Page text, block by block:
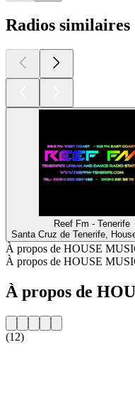
Radios similaires
Reef Fm - Tenerife
Santa Cruz de Tenerife,
À propos de HOUSE
À propos de HOUSE
À propos de
(12)